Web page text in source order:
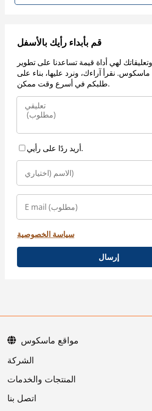
قم بأبداء رأيك بالأسفل
لهي أداة قيمة تساعدنا على تطوير
نقرأ آراءك، ونرد عليها، بناء على
طلبكم في أسرع وقت ممكن.
أريد ردًا على رأيي.
سياسة الخصوصية
إرسال
اتصل بنا
مواقع ماسكوس